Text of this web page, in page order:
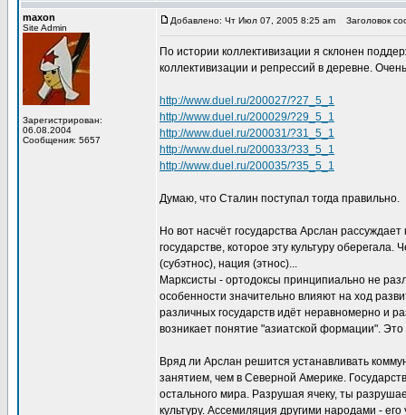
maxon
Site Admin
Зарегистрирован:
06.08.2004
Сообщения: 5657
Добавлено: Чт Июл 07, 2005 8:25 am Заголовок
По истории коллективизации я склонен
коллективизации и репрессий в деревне.
http://www.duel.ru/200027/?27_5_1
http://www.duel.ru/200029/?29_5_1
http://www.duel.ru/200031/?31_5_1
http://www.duel.ru/200033/?33_5_1
http://www.duel.ru/200035/?35_5_1
Думаю, что Сталин поступал тогда правильно.
Но вот насчёт государства Арслан
государстве, которое эту культуру
(субэтнос), нация (этнос)...
Марксисты - ортодоксы принципиально не
особенности значительно влияют на ход
различных государств идёт неравномерно и
возникает понятие "азиатской формации".
Вряд ли Арслан решится устанавливать
занятием, чем в Северной Америке.
остального мира. Разрушая ячеку, ты
культуру. Ассемиляция другими народами -